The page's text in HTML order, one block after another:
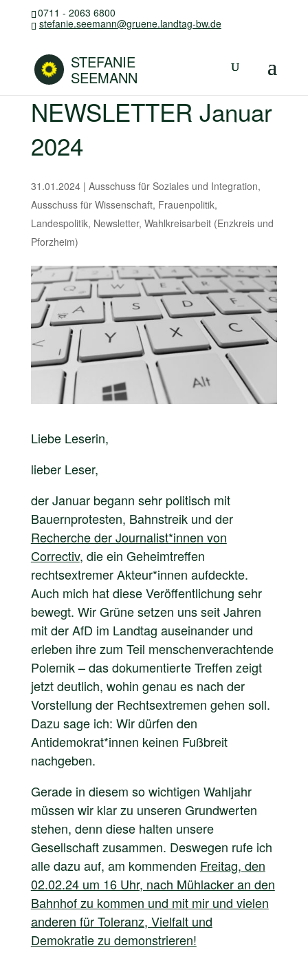
0711 - 2063 6800
stefanie.seemann@gruene.landtag-bw.de
STEFANIE
SEEMANN
NEWSLETTER Januar
2024
31.01.2024| Ausschuss für Soziales und Integration,
Ausschuss für Wissenschaft, Frauenpolitik,
Landespolitik, Newsletter, Wahlkreisarbeit (Enzkreis und
Pforzheim)
Liebe Leserin,
lieber Leser,
der Januar begann sehr politisch mit
Bauernprotesten, Bahnstreik und der
Recherche der Journalist*innen von
Correctiv, die ein Geheimtreffen
rechtsextremer Akteur*innen aufdeckte.
Auch mich hat diese Veröffentlichung sehr
bewegt. Wir Grüne setzen uns seit Jahren
mit der AfD im Landtag auseinander und
erleben ihre zum Teil menschenverachtende
Polemik – das dokumentierte Treffen zeigt
jetzt deutlich, wohin genau es nach der
Vorstellung der Rechtsextremen gehen soll.
Dazu sage ich: Wir dürfen den
Antidemokrat*innen keinen Fußbreit
nachgeben.
Gerade in diesem so wichtigen Wahljahr
müssen wir klar zu unseren Grundwerten
stehen, denn diese halten unsere
Gesellschaft zusammen. Deswegen rufe ich
alle dazu auf, am kommenden Freitag, den
02.02.24 um 16 Uhr, nach Mühlacker an den
Bahnhof zu kommen und mit mir und vielen
anderen für Toleranz, Vielfalt und
Demokratie zu demonstrieren!